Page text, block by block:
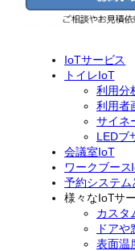
IoTサービス
トイレIoT
利用分
利用者
サイネ
LEDブ
会議室IoT
ワークブース
予約システム
様々なIoTサ
カスタ
ドアや
表面温